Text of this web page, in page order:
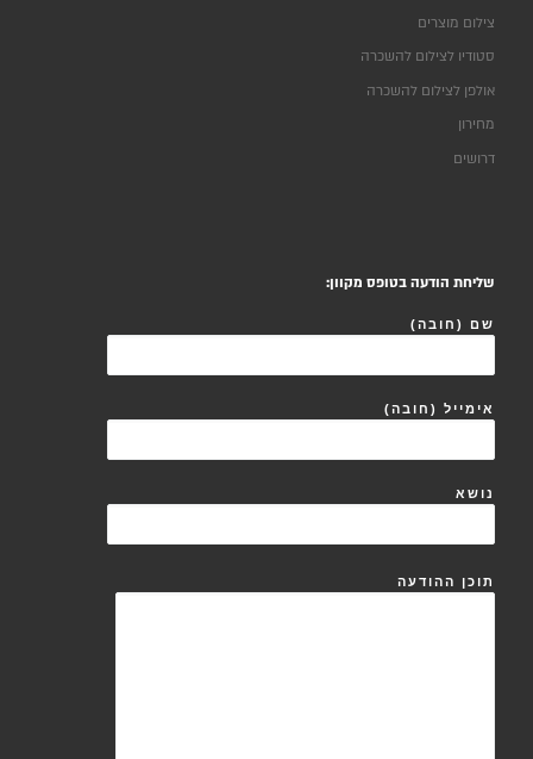
צילום מוצרים
סטודיו לצילום להשכרה
אולפן לצילום להשכרה
מחירון
דרושים
שליחת הודעה בטופס מקוון:
שם (חובה)
אימייל (חובה)
נושא
תוכן ההודעה